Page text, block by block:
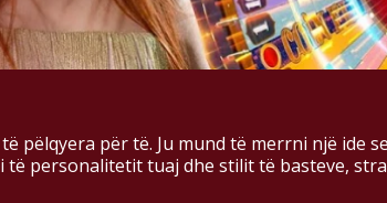
pëlqyera për të. Ju mund të merrni një ide
personalitetit tuaj dhe stilit të basteve,